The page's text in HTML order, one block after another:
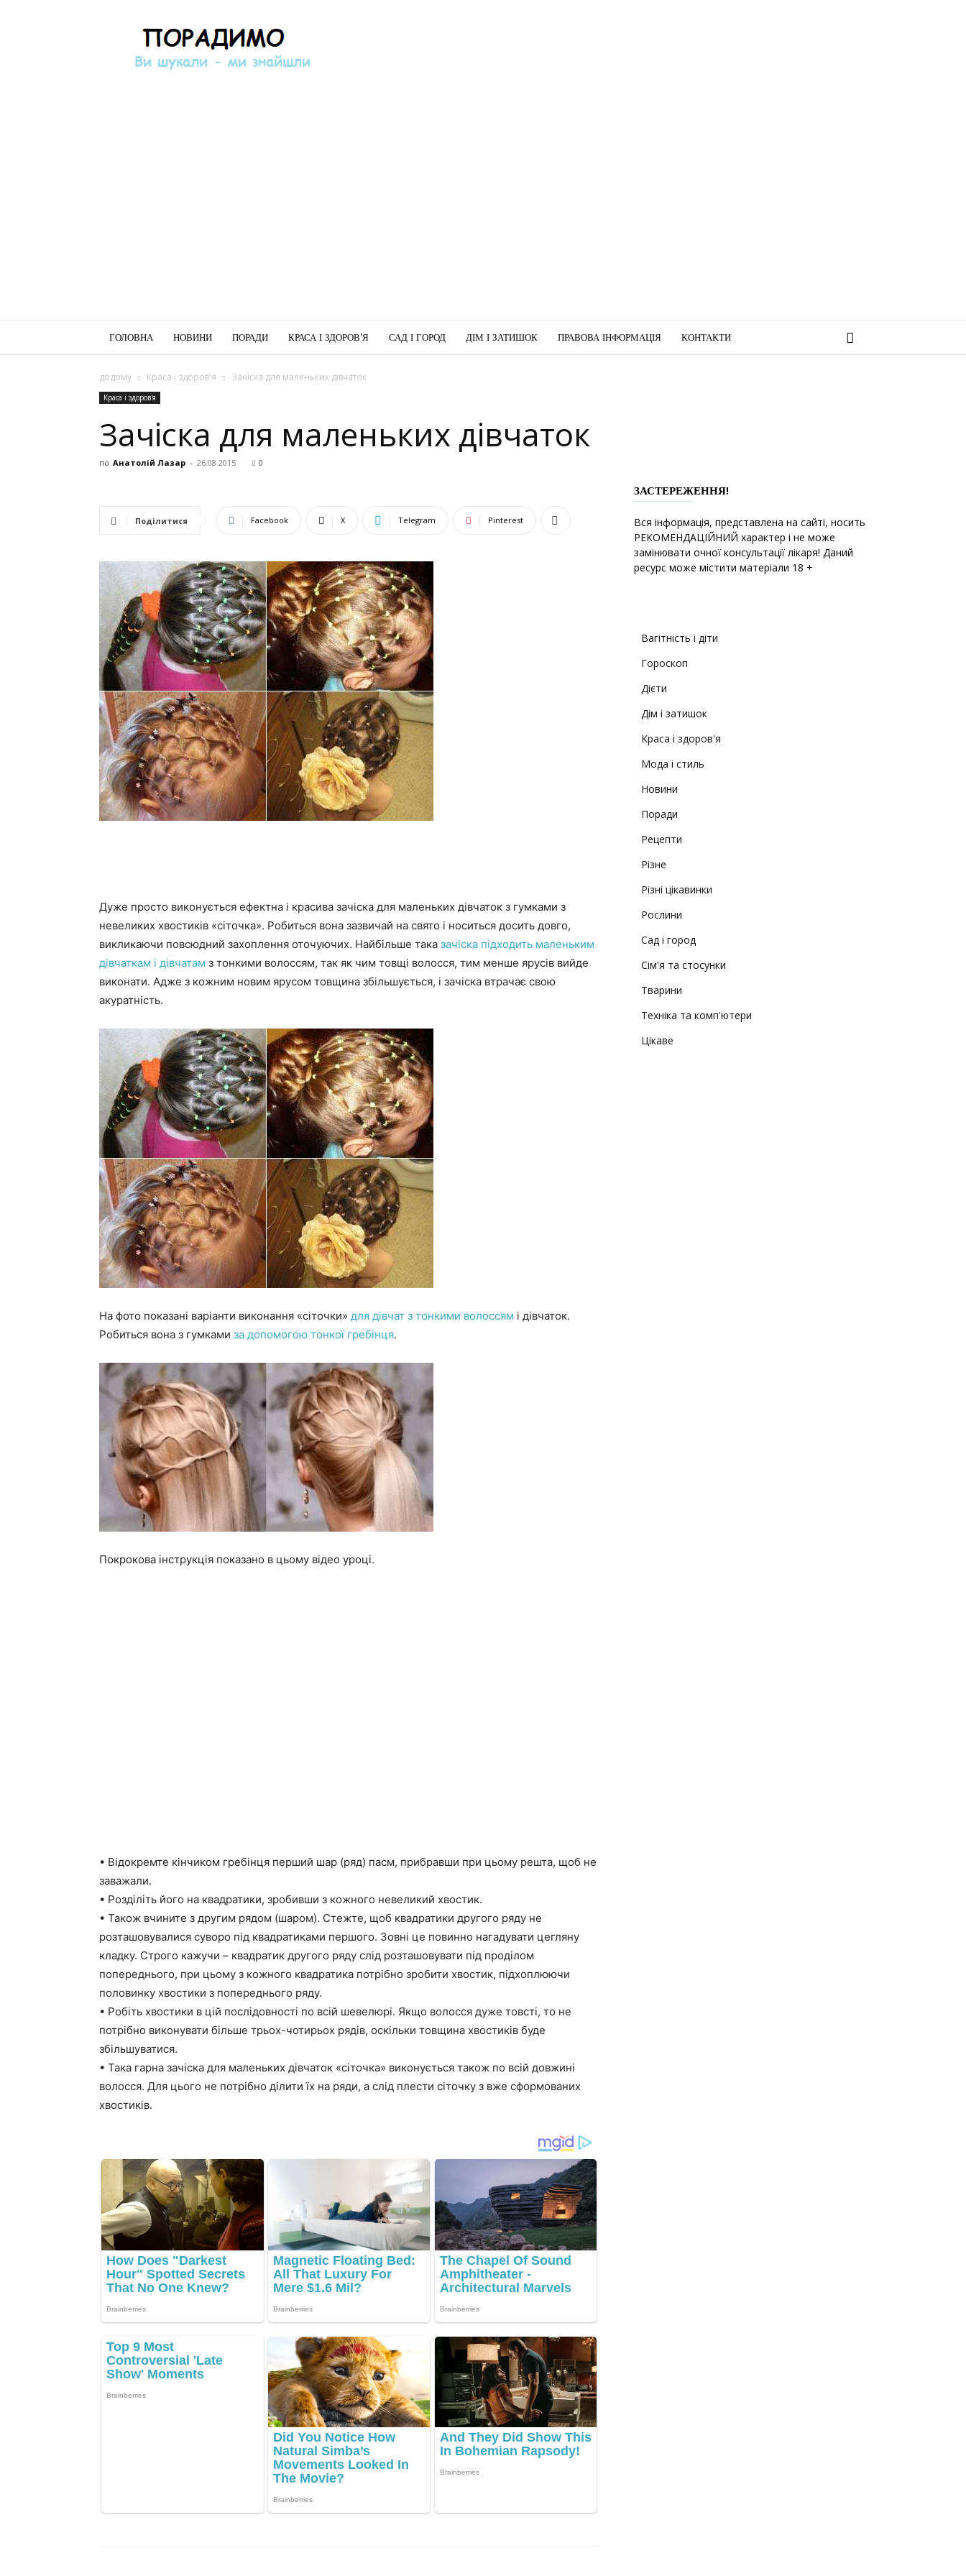
Порадимо
ГОЛОВНА НОВИНИ ПОРАДИ КРАСА І ЗДОРОВ’Я САД І ГОРОД ДІМ І ЗАТИШОК ПРАВОВА ІНФОРМАЦІЯ КОНТАКТИ
додому Краса і здоров'я Зачіска для маленьких дівчаток
Краса і здоров'я
Зачіска для маленьких дівчаток
по Анатолій Лазар - 26.08.2015 0
Поділитися Facebook X Telegram Pinterest
Дуже просто виконується ефектна і красива зачіска для маленьких дівчаток з гумками з
невеликих хвостиків «сіточка». Робиться вона зазвичай на свято і носиться досить довго,
викликаючи повсюдний захоплення оточуючих. Найбільше така зачіска підходить маленьким
дівчаткам і дівчатам з тонкими волоссям, так як чим товщі волосся, тим менше ярусів вийде
виконати. Адже з кожним новим ярусом товщина збільшується, і зачіска втрачає свою
акуратність.
На фото показані варіанти виконання «сіточки» для дівчат з тонкими волоссям і дівчаток.
Робиться вона з гумками за допомогою тонкої гребінця.
Покрокова інструкція показано в цьому відео уроці.
• Відокремте кінчиком гребінця перший шар (ряд) пасм, прибравши при цьому решта, щоб не
заважали.
• Розділіть його на квадратики, зробивши з кожного невеликий хвостик.
• Також вчините з другим рядом (шаром). Стежте, щоб квадратики другого ряду не
розташовувалися суворо під квадратиками першого. Зовні це повинно нагадувати цегляну
кладку. Строго кажучи – квадратик другого ряду слід розташовувати під проділом
попереднього, при цьому з кожного квадратика потрібно зробити хвостик, підхоплюючи
половинку хвостики з попереднього ряду.
• Робіть хвостики в цій послідовності по всій шевелюрі. Якщо волосся дуже товсті, то не
потрібно виконувати більше трьох-чотирьох рядів, оскільки товщина хвостиків буде
збільшуватися.
• Така гарна зачіска для маленьких дівчаток «сіточка» виконується також по всій довжині
волосся. Для цього не потрібно ділити їх на ряди, а слід плести сіточку з вже сформованих
хвостиків.
ЗАСТЕРЕЖЕННЯ!
Вся інформація, представлена на сайті, носить
РЕКОМЕНДАЦІЙНИЙ характер і не може
замінювати очної консультації лікаря! Даний
ресурс може містити матеріали 18 +
Вагітність і діти
Гороскоп
Дієти
Дім і затишок
Краса і здоров'я
Мода і стиль
Новини
Поради
Рецепти
Різне
Різні цікавинки
Рослини
Сад і город
Сім'я та стосунки
Тварини
Техніка та комп'ютери
Цікаве